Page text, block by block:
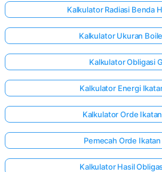
Kalkulator Radiasi Benda
Kalkulator Ukuran
Kalkulator Obligasi
Kalkulator Energi
Kalkulator Orde
Pemecah Orde
Kalkulator Hasil